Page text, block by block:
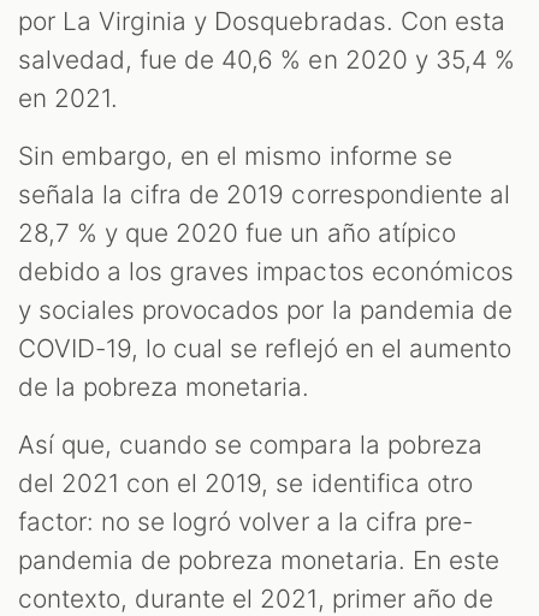
por La Virginia y Dosquebradas. Con esta
salvedad, fue de 40,6 % en 2020 y 35,4 %
en 2021.
Sin embargo, en el mismo informe se
señala la cifra de 2019 correspondiente al
28,7 % y que 2020 fue un año atípico
debido a los graves impactos económicos
y sociales provocados por la pandemia de
COVID-19, lo cual se reflejó en el aumento
de la pobreza monetaria.
Así que, cuando se compara la pobreza
del 2021 con el 2019, se identifica otro
factor: no se logró volver a la cifra pre-
pandemia de pobreza monetaria. En este
contexto, durante el 2021, primer año de